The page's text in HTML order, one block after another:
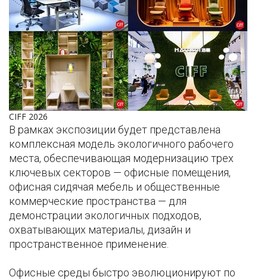
CIFF 2026
В рамках экспозиции будет представлена
комплексная модель экологичного рабочего
места, обеспечивающая модернизацию трех
ключевых секторов — офисные помещения,
офисная сидячая мебель и общественные
коммерческие пространства — для
демонстрации экологичных подходов,
охватывающих материалы, дизайн и
пространственное применение.
Офисные среды быстро эволюционируют по